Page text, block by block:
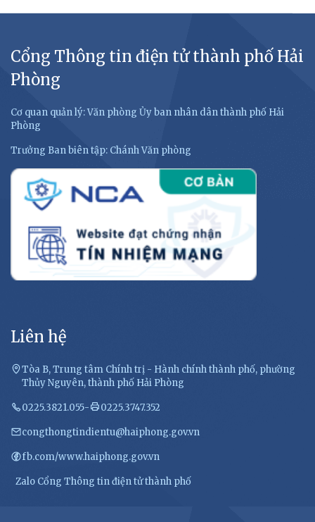
Cổng Thông tin điện tử thành phố Hải
Phòng
Cơ quan quản lý: Văn phòng Ủy ban nhân dân thành phố Hải
Phòng
Trưởng Ban biên tập: Chánh Văn phòng
Liên hệ
Tòa B, Trung tâm Chính trị - Hành chính thành phố, phường
Thủy Nguyên, thành phố Hải Phòng
0225.3821.055- 0225.3747.352
congthongtindientu@haiphong.gov.vn
fb.com/www.haiphong.gov.vn
Zalo Cổng Thông tin điện tử thành phố